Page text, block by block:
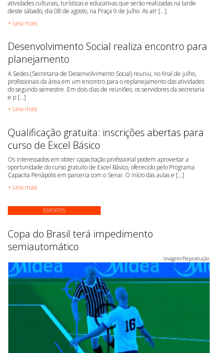
atividades culturais, turísticas e educativas que serão realizadas na tarde
deste sábado, dia 08 de agosto, na Praça 9 de Julho. As atr [...]
+ Leia mais
Desenvolvimento Social realiza encontro para
planejamento
A Sedes (Secretaria de Desenvolvimento Social) reuniu, no final de julho,
profissionais da área em um encontro para o replanejamento das atividades
do segundo semestre. Em dois dias de reuniões, os servidores da secretaria
e p [...]
+ Leia mais
Qualificação gratuita: inscrições abertas para
curso de Excel Básico
Os interessados em obter capacitação profissional podem aproveitar a
oportunidade do curso gratuito de Excel Básico, oferecido pelo Programa
Capacita Penápolis em parceria com o Senai. O início das aulas e [...]
+ Leia mais
ESPORTES
Copa do Brasil terá impedimento
semiautomático
Imagem/Reprodução